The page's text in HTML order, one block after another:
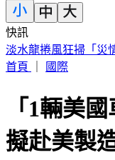
快訊
第7家出包！翰霖苦
首頁
國際
「1輛美
擬赴美製